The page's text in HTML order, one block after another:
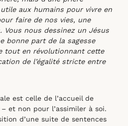
aux humains pour vivre en
faire de nos vies, une
nous dessinez un Jésus
bonne part de la sagesse
tout en révolutionnant cette
de l’égalité stricte entre
est celle de l’accueil de
et non pour l’assimiler à soi.
d’une suite de sentences